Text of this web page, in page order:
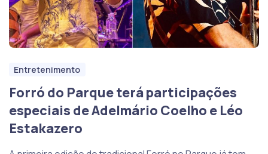
Entretenimento
Forró do Parque terá participações
especiais de Adelmário Coelho e Léo
Estakazero